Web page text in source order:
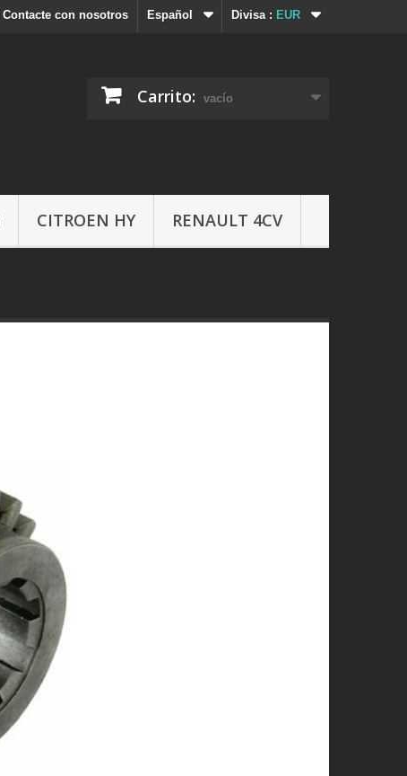
Divisa : EUR
Español
Contacte con nosotros
Carrito: vacío
CITROEN HY RENAULT 4CV